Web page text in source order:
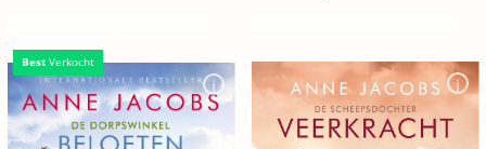
BestVerkocht